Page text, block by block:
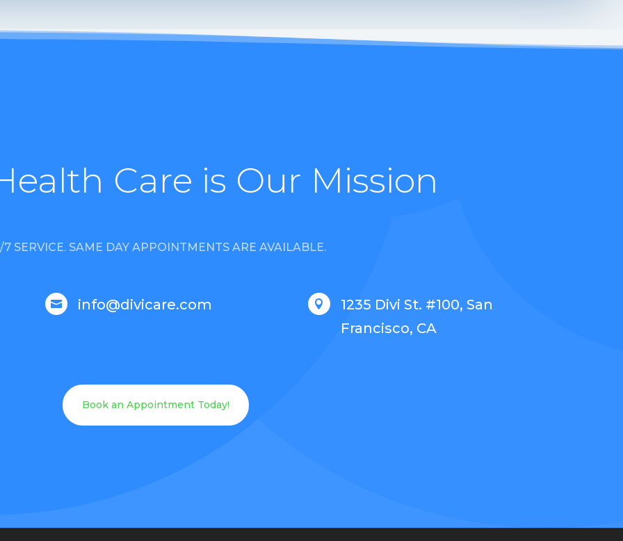
Care is Our Mission
SERVICE. SAME DAY APPOINTMENTS ARE AVAILABLE.
 info@divicare.com 
1235 Divi St. #100, San
Francisco, CA
Book an Appointment Today!